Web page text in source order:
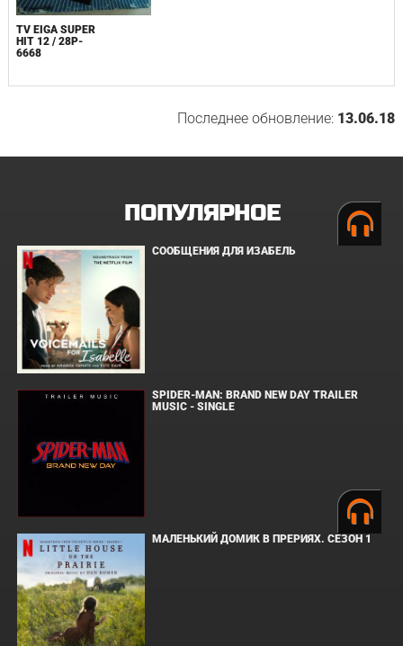
TV EIGA SUPER
HIT 12 / 28P-
6668
Последнее обновление: 13.06.18
ПОПУЛЯРНОЕ
СООБЩЕНИЯ ДЛЯ ИЗАБЕЛЬ
SPIDER-MAN: BRAND NEW DAY TRAILER
MUSIC - SINGLE
МАЛЕНЬКИЙ ДОМИК В ПРЕРИЯХ. СЕЗОН 1